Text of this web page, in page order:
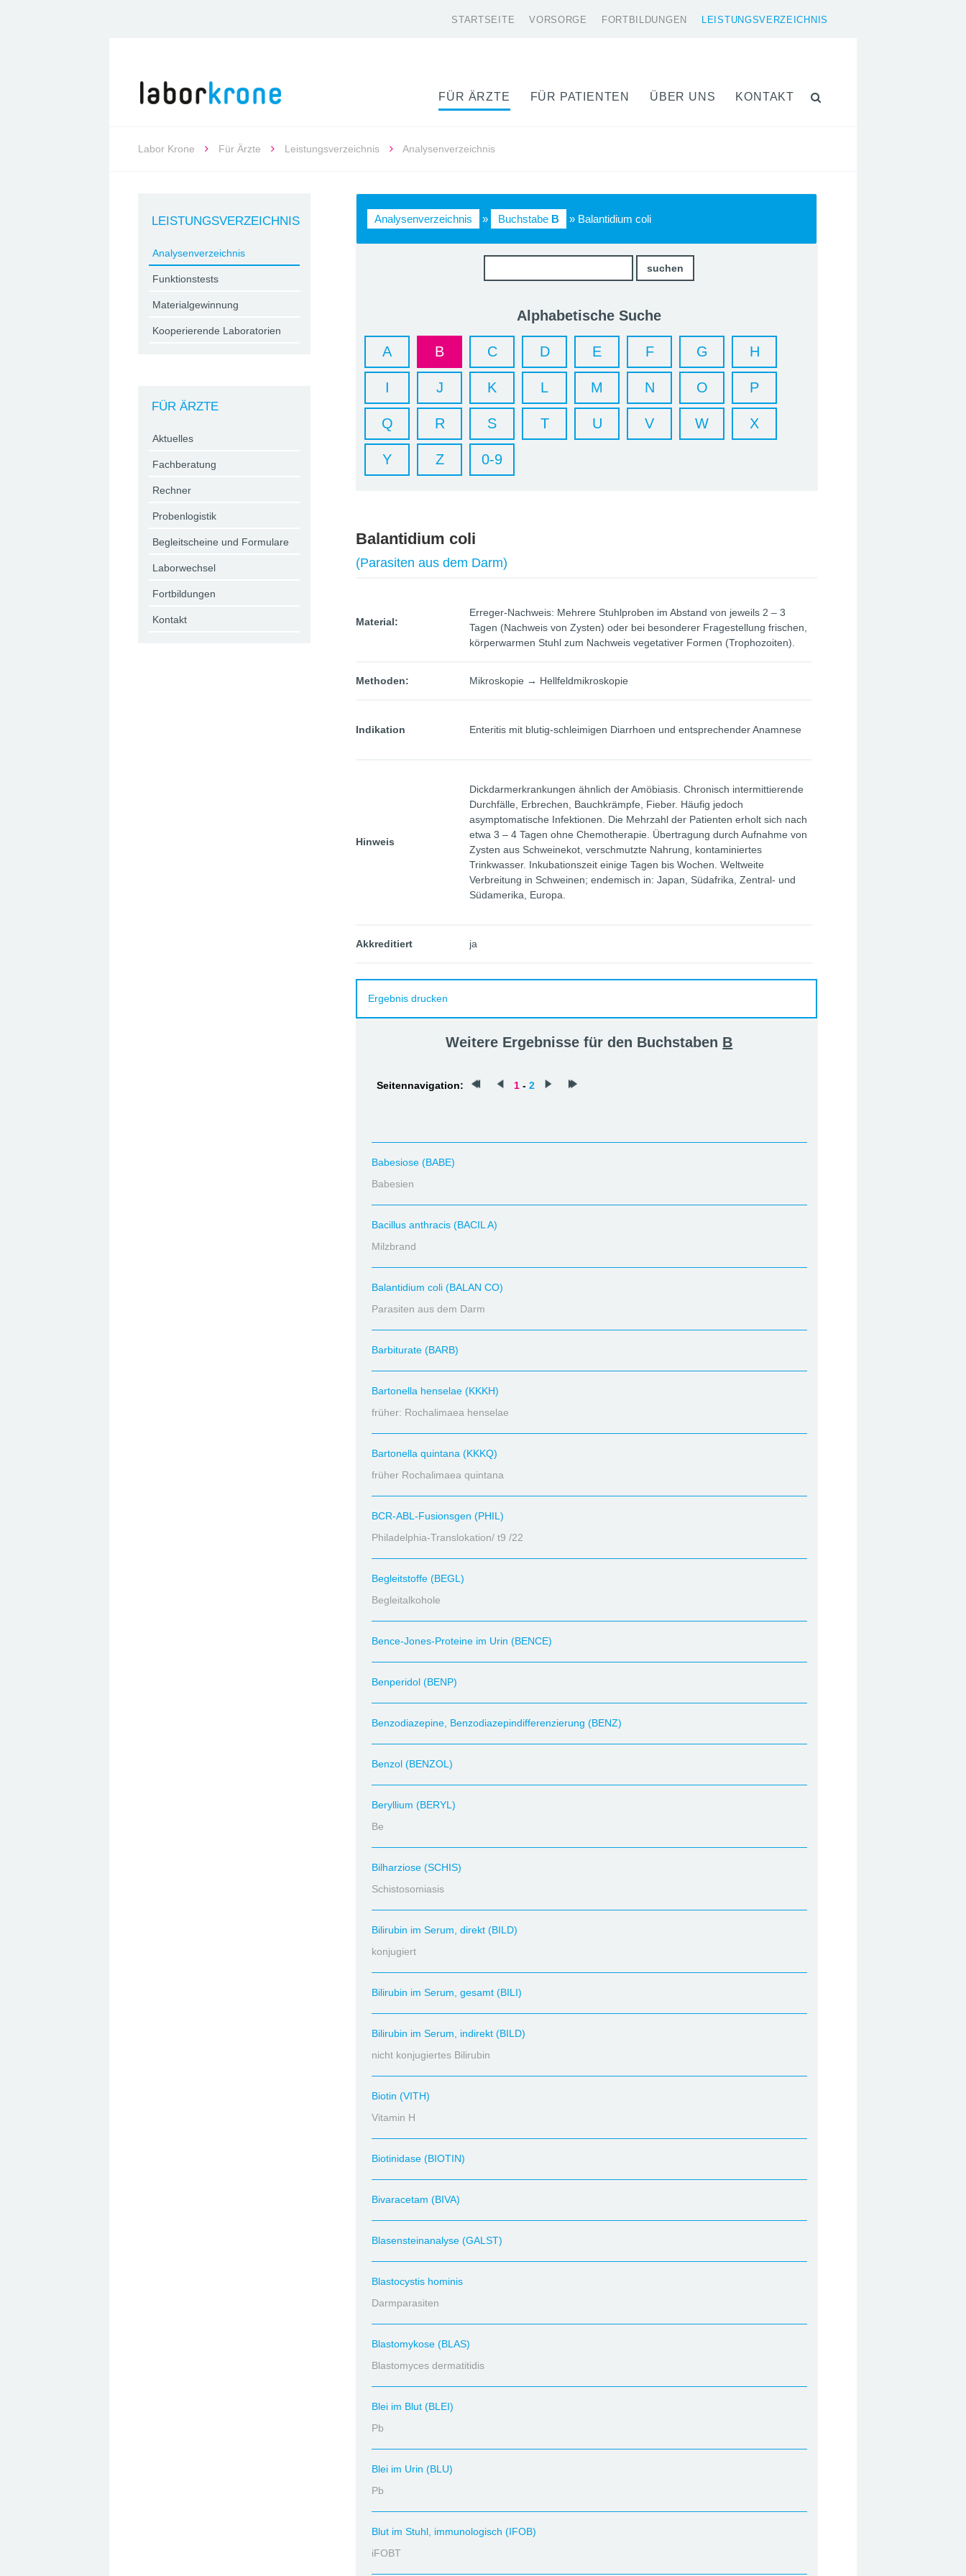
STARTSEITE VORSORGE FORTBILDUNGEN LEISTUNGSVERZEICHNIS
FÜR ÄRZTE FÜR PATIENTEN ÜBER UNS KONTAKT
Labor Krone Für Ärzte Leistungsverzeichnis Analysenverzeichnis
Analysenverzeichnis » Buchstabe B » Balantidium coli
Alphabetische Suche
A B C D E F G H
I J K L M N O P
Q R S T U V W X
Y Z 0-9
Balantidium coli
(Parasiten aus dem Darm)
Material:
Erreger-Nachweis: Mehrere Stuhlproben im Abstand von jeweils 2 – 3
Tagen (Nachweis von Zysten) oder bei besonderer Fragestellung frischen,
körperwarmen Stuhl zum Nachweis vegetativer Formen (Trophozoiten).
Methoden: Mikroskopie → Hellfeldmikroskopie
Indikation Enteritis mit blutig-schleimigen Diarrhoen und entsprechender Anamnese
Hinweis
Dickdarmerkrankungen ähnlich der Amöbiasis. Chronisch intermittierende
Durchfälle, Erbrechen, Bauchkrämpfe, Fieber. Häufig jedoch
asymptomatische Infektionen. Die Mehrzahl der Patienten erholt sich nach
etwa 3 – 4 Tagen ohne Chemotherapie. Übertragung durch Aufnahme von
Zysten aus Schweinekot, verschmutzte Nahrung, kontaminiertes
Trinkwasser. Inkubationszeit einige Tagen bis Wochen. Weltweite
Verbreitung in Schweinen; endemisch in: Japan, Südafrika, Zentral- und
Südamerika, Europa.
Akkreditiert ja
Ergebnis drucken
Weitere Ergebnisse für den Buchstaben B
Seitennavigation: 1 - 2
Babesiose (BABE)
Babesien
Bacillus anthracis (BACIL A)
Milzbrand
Balantidium coli (BALAN CO)
Parasiten aus dem Darm
Barbiturate (BARB)
Bartonella henselae (KKKH)
früher: Rochalimaea henselae
Bartonella quintana (KKKQ)
früher Rochalimaea quintana
BCR-ABL-Fusionsgen (PHIL)
Philadelphia-Translokation/ t9 /22
Begleitstoffe (BEGL)
Begleitalkohole
Bence-Jones-Proteine im Urin (BENCE)
Benperidol (BENP)
Benzodiazepine, Benzodiazepindifferenzierung (BENZ)
Benzol (BENZOL)
Beryllium (BERYL)
Be
Bilharziose (SCHIS)
Schistosomiasis
Bilirubin im Serum, direkt (BILD)
konjugiert
Bilirubin im Serum, gesamt (BILI)
Bilirubin im Serum, indirekt (BILD)
nicht konjugiertes Bilirubin
Biotin (VITH)
Vitamin H
Biotinidase (BIOTIN)
Bivaracetam (BIVA)
Blasensteinanalyse (GALST)
Blastocystis hominis
Darmparasiten
Blastomykose (BLAS)
Blastomyces dermatitidis
Blei im Blut (BLEI)
Pb
Blei im Urin (BLU)
Pb
Blut im Stuhl, immunologisch (IFOB)
iFOBT
LEISTUNGSVERZEICHNIS
Analysenverzeichnis
Funktionstests
Materialgewinnung
Kooperierende Laboratorien
FÜR ÄRZTE
Aktuelles
Fachberatung
Rechner
Probenlogistik
Begleitscheine und Formulare
Laborwechsel
Fortbildungen
Kontakt